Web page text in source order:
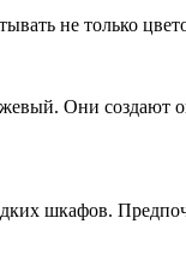
не только
Они создают
шкафов.